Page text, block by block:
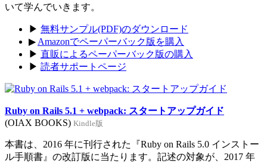
いて学んでいきます。
▶ 無料サンプル(PDF)のダウンロード
▶ Amazonでペーパーバック版を購入
▶ 直販によるペーパーバック版の購入
▶ 読者サポートページ
Ruby on Rails 5.1 + webpack: スタートアップガイド
(OIAX BOOKS) Kindle版
本書は、2016 年に刊行された『Ruby on Rails 5.0 インストー
ル手順書』の改訂版に当たります。記述の対象が、2017 年